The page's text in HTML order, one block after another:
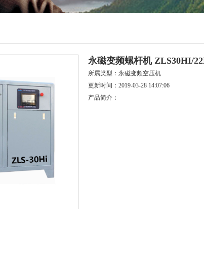
永磁变频螺杆机 ZLS30HI/
所属类型：永磁变频空压机
更新时间：2019-03-28 14:07:06
产品简介：